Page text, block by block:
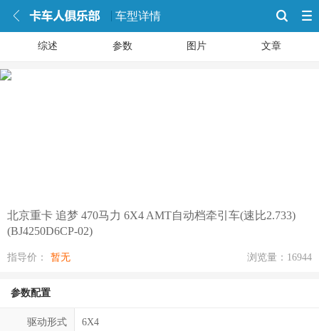
车型详情
综述 参数 图片 文章
北京重卡 追梦 470马力 6X4 AMT自动档牵引车(速比2.733)
(BJ4250D6CP-02)
指导价： 暂无 浏览量：16944
参数配置
驱动形式 6X4